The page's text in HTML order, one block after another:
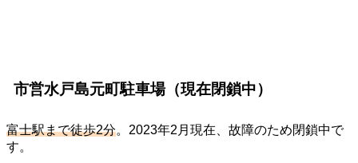
市営水戸島元町駐車場（現在閉鎖中）
富士駅まで徒歩2分。2023年2月現在、故障のため閉鎖中で
す。